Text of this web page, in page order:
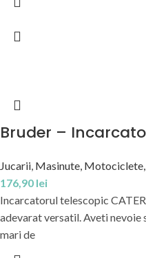
Bruder –
Jucarii, Masinute,
176,90 lei
Incarcatorul telescopic
adevarat versatil. Aveti
mari de